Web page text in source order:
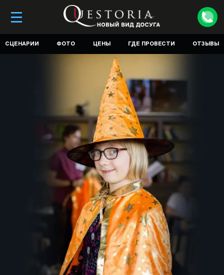
СЦЕНАРИИ ФОТО ЦЕНЫ ГДЕ ПРОВЕСТИ ОТЗЫВЫ